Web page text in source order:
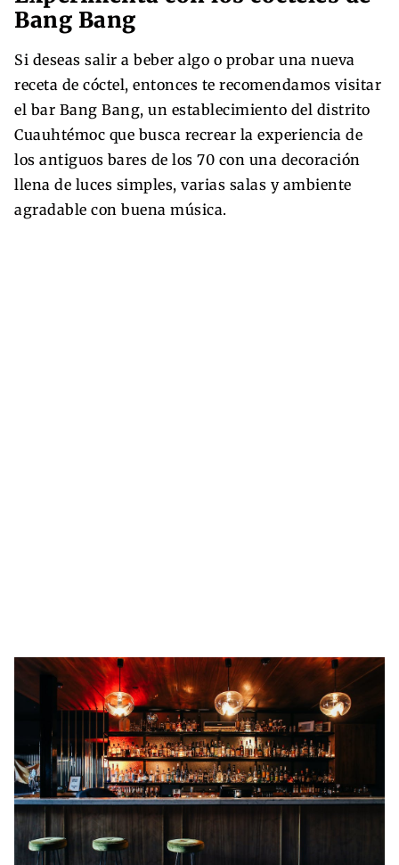
Bang Bang
Si deseas salir a beber algo o probar una nueva
receta de cóctel, entonces te recomendamos visitar
el bar Bang Bang, un establecimiento del distrito
Cuauhtémoc que busca recrear la experiencia de
los antiguos bares de los 70 con una decoración
llena de luces simples, varias salas y ambiente
agradable con buena música.